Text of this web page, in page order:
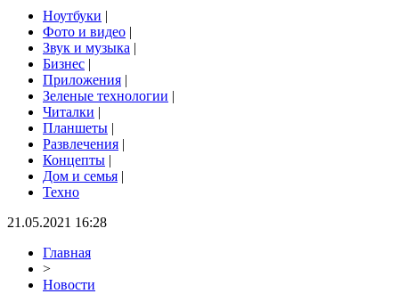
Ноутбуки |
Фото и видео |
Звук и музыка |
Бизнес |
Приложения |
Зеленые технологии |
Читалки |
Планшеты |
Развлечения |
Концепты |
Дом и семья |
Техно
21.05.2021 16:28
Главная
>
Новости